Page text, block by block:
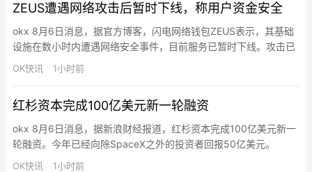
池）已从2025年12月的2…
ZEUS遭遇网络攻击后暂时下线，称用户资金安全
okx 8月6日消息，据官方博客，闪电网络钱包ZEUS表示，其基础
设施在数小时内遭遇网络安全事件，目前服务已暂时下线。攻击已
得到控制，团队正进行全面系统审计，在恢复服务前保持谨慎。用
户资金未丢失且未面临风险。因LSP通道被关闭的客户将在服务恢
发现闪电节点软件漏洞。团队正利用可信执行环境和Valida…
OK快讯 1小时前
红杉资本完成100亿美元新一轮融资
okx 8月6日消息，据新浪财经报道，红杉资本完成100亿美元新一
轮融资。今年已经向除SpaceX之外的投资者回报50亿美元。
OK快讯 1小时前